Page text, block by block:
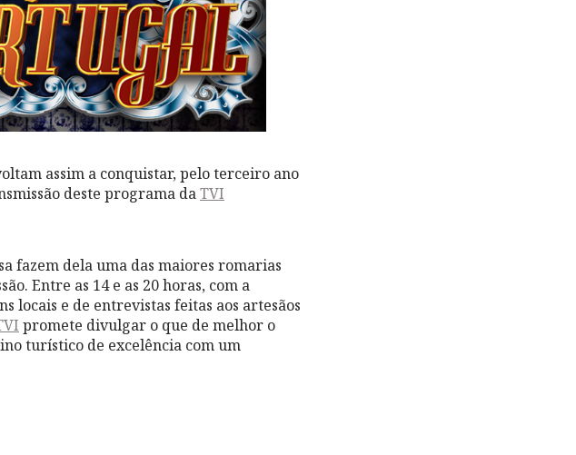
assim a conquistar, pelo terceiro ano
deste programa daTVI
fazem dela uma das maiores romarias
Entre as 14 e as 20 horas, com a
locais e de entrevistas feitas aos artesãos
promete divulgar o que de melhor o
turístico de excelência com um